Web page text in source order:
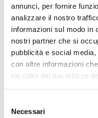
annunci, per fornire
analizzare il nostro
informazioni sul modo in
nostri partner che si
pubblicità e social
con altre informazioni
raccolto dal tuo utilizzo
delNecessari
Dettagli
Numero di abitanti: